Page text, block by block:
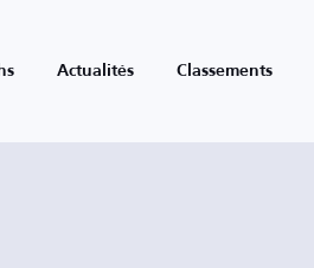
Actualités Classements